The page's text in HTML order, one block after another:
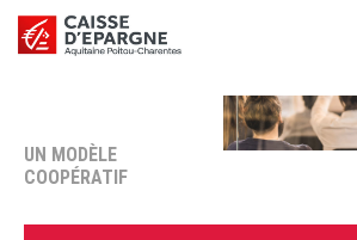
UN MODÈLE
COOPÉRATIF